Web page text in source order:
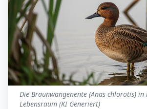
Die Braunwangenente (Anas chlorotis)
Lebensraum (KI Generiert)